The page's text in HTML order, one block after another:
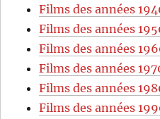
Films des années
Films des années
Films des années
Films des années
Films des années
Films des années